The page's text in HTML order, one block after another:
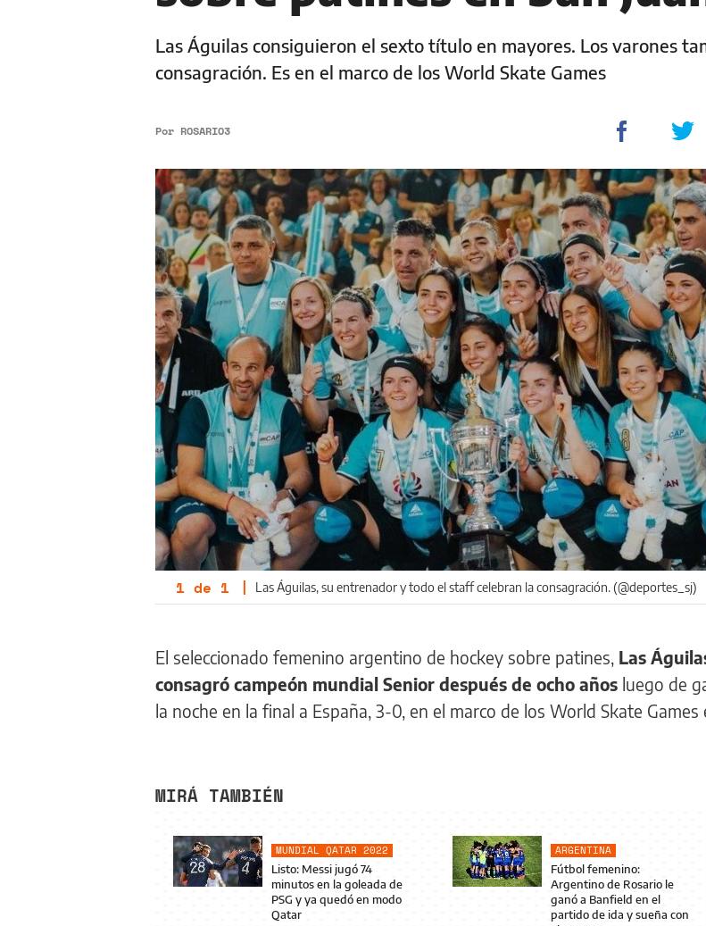
Las Águilas consiguieron el sexto título en mayores. Los varones
consagración. Es en el marco de los World Skate Games
Por ROSARIO3
1 de 1 | Las Águilas, su entrenador y todo el staff celebran la consagración. (@deportes_sj)
El seleccionado femenino argentino de hockey sobre patines, Las
consagró campeón mundial Senior después de ocho años luego de
la noche en la final a España, 3-0, en el marco de los World Skate Games
MIRÁ TAMBIÉN
MUNDIAL QATAR 2022
Listo: Messi jugó 74
minutos en la goleada de
PSG y ya quedó en modo
Qatar
ARGENTINA
Fútbol femenino:
Argentino de Rosario le
ganó a Banfield en el
partido de ida y sueña con